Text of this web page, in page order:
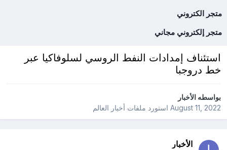
متجر الكتروني
متجر إلكتروني مجاني
استئناف إمدادات النفط الروسي لسلوفاكيا عبر
خط دروجبا
بواسطهالأخبار
August 11, 2022استورد ملفات أخبار العالم
الأخبار